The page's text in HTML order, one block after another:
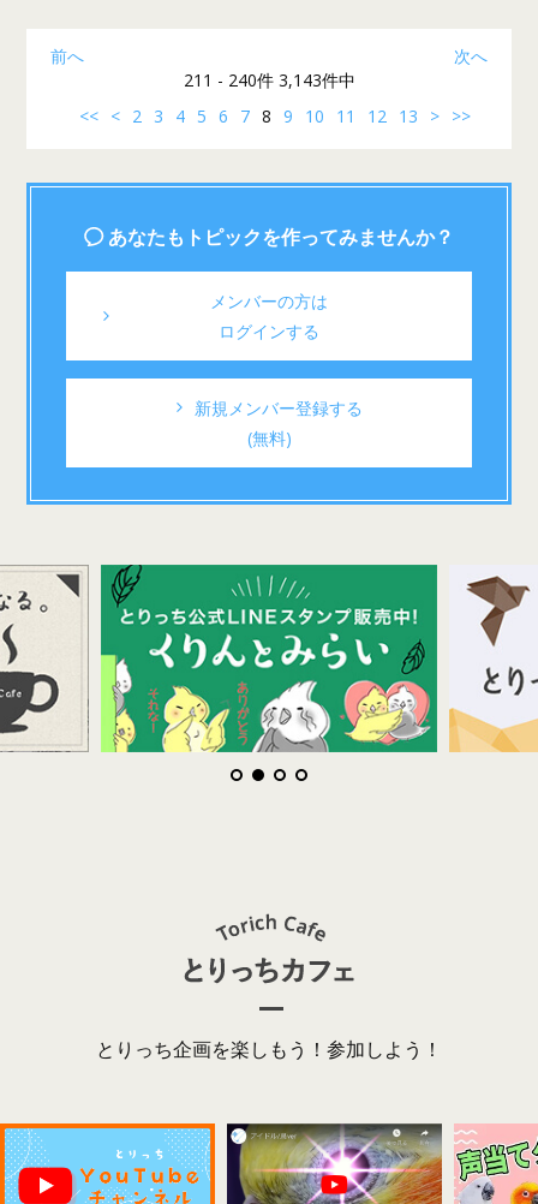
前へ
次へ
211 - 240件 3,143件中
<< < 2 3 4 5 6 7 8 9 10 11 12 13 > >>
あなたもトピックを作ってみませんか？
メンバーの方は
ログインする
新規メンバー登録する
(無料)
とりっち企画を楽しもう！参加しよう！